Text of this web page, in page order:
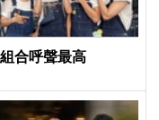
合呼聲最高